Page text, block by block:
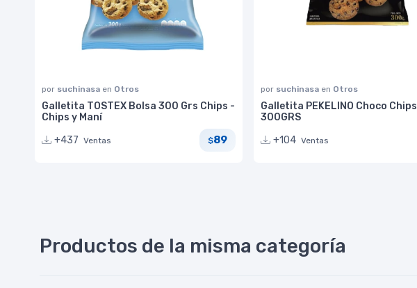
por suchinasa en Otros
Galletita TOSTEX Bolsa 300 Grs Chips -
Chips y Maní
+437 Ventas $89
por suchinasa en Otros
Galletita PEKELINO Choco Chips
300GRS
+104 Ventas
Productos de la misma categoría